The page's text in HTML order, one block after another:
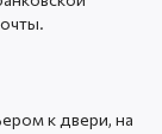
к двери, на